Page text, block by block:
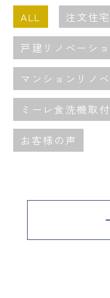
ALL 注文住宅
戸建リノベーシ
マンションリノ
ミーレ食洗機取
お客様の声